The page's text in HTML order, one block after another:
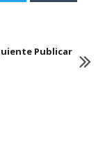
Publicar